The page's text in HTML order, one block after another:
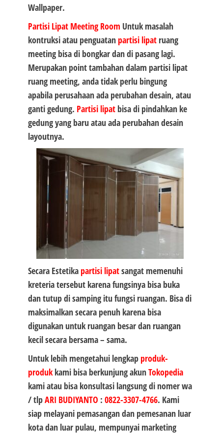
Wallpaper.
Partisi Lipat Meeting Room Untuk masalah
kontruksi atau penguatan partisi lipat ruang
meeting bisa di bongkar dan di pasang lagi.
Merupakan point tambahan dalam partisi lipat
ruang meeting, anda tidak perlu bingung
apabila perusahaan ada perubahan desain, atau
ganti gedung. Partisi lipatbisa di pindahkan ke
gedung yang baru atau ada perubahan desain
layoutnya.
Secara Estetika partisi lipatsangat memenuhi
kreteria tersebut karena fungsinya bisa buka
dan tutup di samping itu fungsi ruangan. Bisa di
maksimalkan secara penuh karena bisa
digunakan untuk ruangan besar dan ruangan
kecil secara bersama – sama.
Untuk lebih mengetahui lengkap produk-
produkkami bisa berkunjung akunTokopedia
kami atau bisa konsultasi langsung di nomer wa
/ tlpARI BUDIYANTO : 0822-3307-4766. Kami
siap melayani pemasangan dan pemesanan luar
kota dan luar pulau, mempunyai marketing